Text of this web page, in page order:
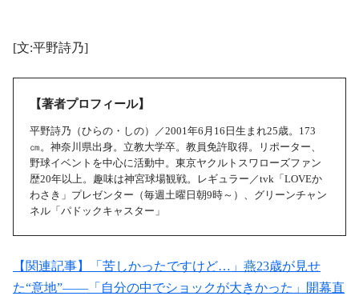
[文:平野詩乃]
【著者プロフィール】
平野詩乃（ひらの・しの）／2001年6月16日生まれ25歳。173
㎝。神奈川県出身。立教大学卒。教員免許取得。リポーター、
野球イベントを中心に活動中。東京ヤクルトスワローズファン
歴20年以上。趣味は神宮球場観戦。レギュラー／tvk「LOVEか
わさき」プレゼンター（毎週土曜日朝9時～）、グリーンチャン
ネル「パドックキャスター」
【関連記事】「苦しかったですけど…」燕23歳が見せ
た“意地”――「自分の中でショックが大きかった」開幕直